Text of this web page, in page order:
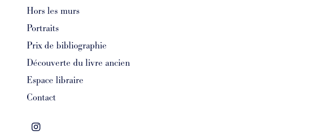
Hors les murs
Portraits
Prix de bibliographie
Découverte du livre ancien
Espace libraire
Contact